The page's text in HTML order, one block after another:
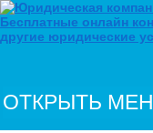
ОТКРЫТЬ